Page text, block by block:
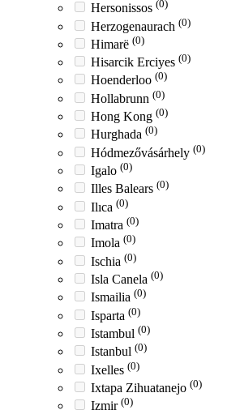
Hersonissos (0)
Herzogenaurach (0)
Himarë (0)
Hisarcik Erciyes (0)
Hoenderloo (0)
Hollabrunn (0)
Hong Kong (0)
Hurghada (0)
Hódmezővásárhely (0)
Igalo (0)
Illes Balears (0)
Ilıca (0)
Imatra (0)
Imola (0)
Ischia (0)
Isla Canela (0)
Ismailia (0)
Isparta (0)
Istambul (0)
Istanbul (0)
Ixelles (0)
Ixtapa Zihuatanejo (0)
Izmir (0)